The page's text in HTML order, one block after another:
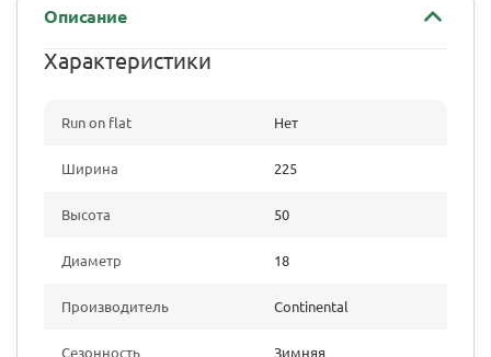
Описание
Характеристики
Run on flat Нет
Ширина 225
Высота 50
Диаметр 18
Производитель Continental
Сезонность Зимняя